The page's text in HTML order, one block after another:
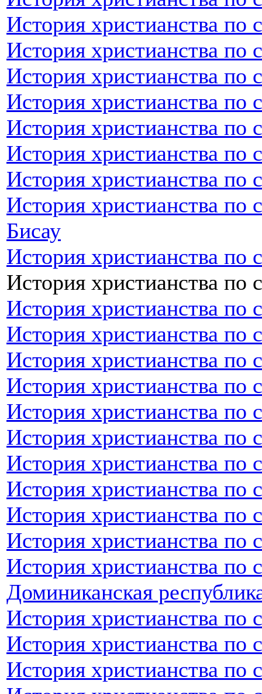
История христианства по
История христианства по
История христианства по
История христианства по
История христианства по
История христианства по
История христианства по
История христианства по
Бисау
История христианства по
История христианства по
История христианства по
История христианства по
История христианства по
История христианства по
История христианства по
История христианства по
История христианства по
История христианства по
История христианства
История христианства
История христианства по
Доминиканская
История христианства по
История христианства по
История христианства по